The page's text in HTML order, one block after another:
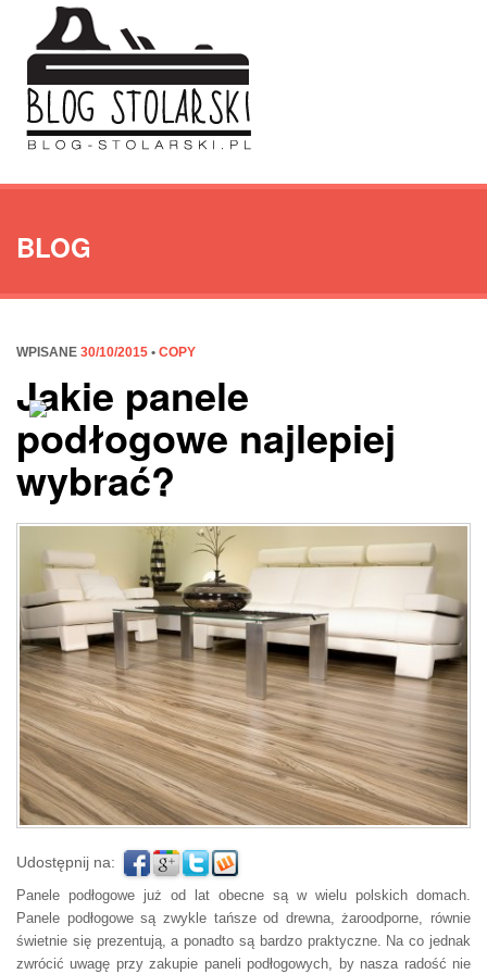
BLOG
WPISANE 30/10/2015 • COPY
Jakie panele
podłogowe najlepiej
wybrać?
Udostępnij na:
Panele podłogowe już od lat obecne są w wielu polskich domach.
Panele podłogowe są zwykle tańsze od drewna, żaroodporne, równie
świetnie się prezentują, a ponadto są bardzo praktyczne. Na co jednak
zwrócić uwagę przy zakupie paneli podłogowych, by nasza radość nie